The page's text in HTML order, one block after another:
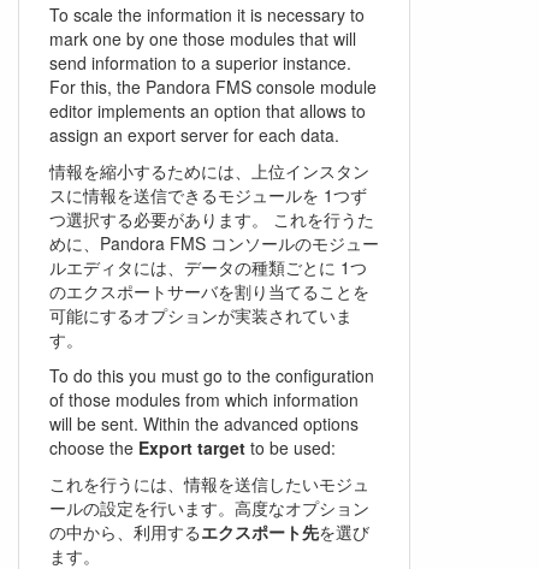
To scale the information it is necessary to
mark one by one those modules that will
send information to a superior instance.
For this, the Pandora FMS console module
editor implements an option that allows to
assign an export server for each data.
情報を縮小するためには、上位インスタン
スに情報を送信できるモジュールを 1つず
つ選択する必要があります。 これを行うた
めに、Pandora FMS コンソールのモジュー
ルエディタには、データの種類ごとに 1つ
のエクスポートサーバを割り当てることを
可能にするオプションが実装されていま
す。
To do this you must go to the configuration
of those modules from which information
will be sent. Within the advanced options
choose the Export target to be used:
これを行うには、情報を送信したいモジュ
ールの設定を行います。高度なオプション
の中から、利用するエクスポート先を選び
ます。